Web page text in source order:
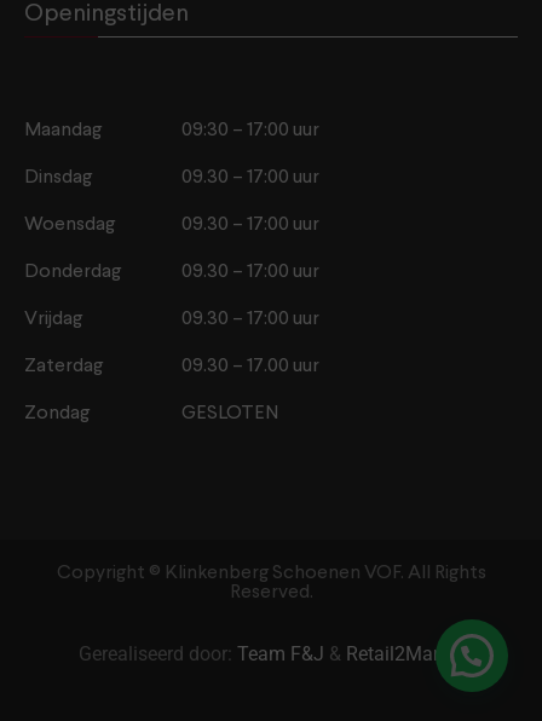
Openingstijden
Maandag 09:30 – 17:00 uur
Dinsdag 09.30 – 17:00 uur
Woensdag 09.30 – 17:00 uur
Donderdag 09.30 – 17:00 uur
Vrijdag 09.30 – 17:00 uur
Zaterdag 09.30 – 17.00 uur
Zondag GESLOTEN
Copyright ©️ Klinkenberg Schoenen VOF. All Rights
Reserved.
Gerealiseerd door: Team F&J & Retail2Market